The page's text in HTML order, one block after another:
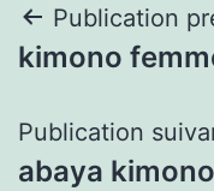
de
l’article
Publication
kimono
Publication
abaya